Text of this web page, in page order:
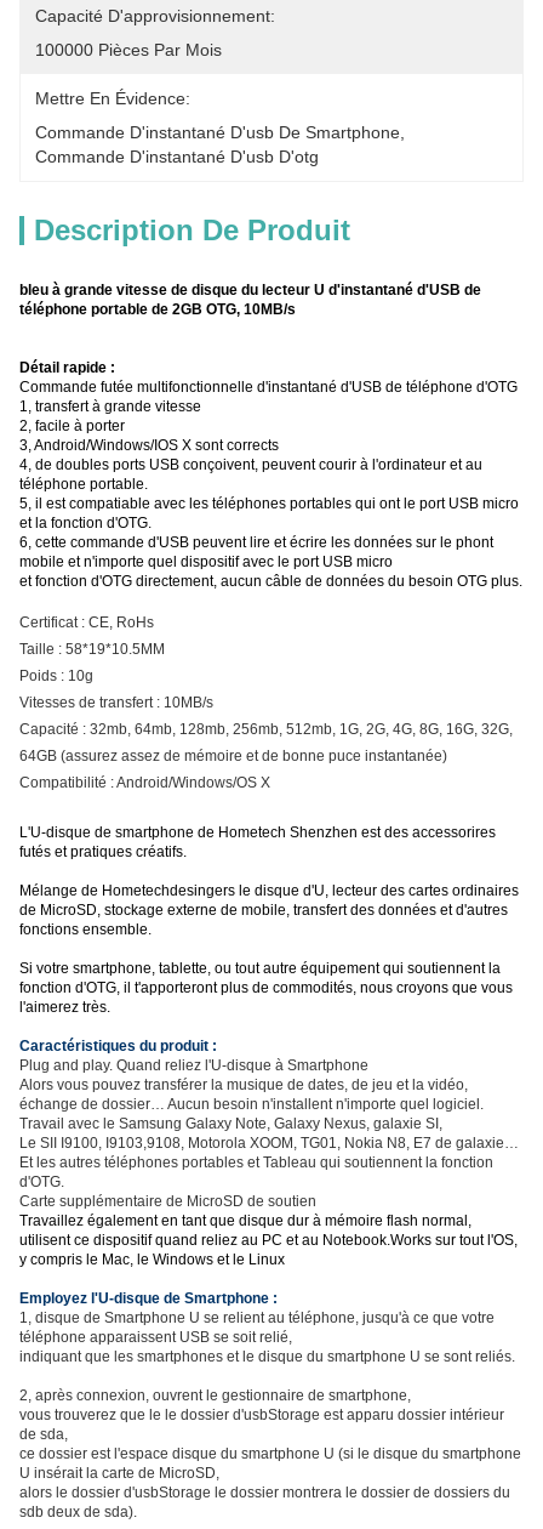
Capacité D'approvisionnement:
100000 Pièces Par Mois
Mettre En Évidence:
Commande D'instantané D'usb De Smartphone
Commande D'instantané D'usb D'otg
Description De Produit
bleu à grande vitesse de disque du lecteur U d'instantané d'USB de
téléphone portable de 2GB OTG, 10MB/s
Détail rapide :
Commande futée multifonctionnelle d'instantané d'USB de téléphone d'OTG
1, transfert à grande vitesse
2, facile à porter
3, Android/Windows/IOS X sont corrects
4, de doubles ports USB conçoivent, peuvent courir à l'ordinateur et au
téléphone portable.
5, il est compatiable avec les téléphones portables qui ont le port USB micro
et la fonction d'OTG.
6, cette commande d'USB peuvent lire et écrire les données sur le phont
mobile et n'importe quel dispositif avec le port USB micro
et fonction d'OTG directement, aucun câble de données du besoin OTG plus.
Certificat : CE, RoHs
Taille : 58*19*10.5MM
Poids : 10g
Vitesses de transfert : 10MB/s
Capacité : 32mb, 64mb, 128mb, 256mb, 512mb, 1G, 2G, 4G, 8G, 16G, 32G,
64GB (assurez assez de mémoire et de bonne puce instantanée)
Compatibilité : Android/Windows/OS X
L'U-disque de smartphone de Hometech Shenzhen est des accessorires
futés et pratiques créatifs.
Mélange de Hometechdesingers le disque d'U, lecteur des cartes ordinaires
de MicroSD, stockage externe de mobile, transfert des données et d'autres
fonctions ensemble.
Si votre smartphone, tablette, ou tout autre équipement qui soutiennent la
fonction d'OTG, il t'apporteront plus de commodités, nous croyons que vous
l'aimerez très.
Caractéristiques du produit :
Plug and play. Quand reliez l'U-disque à Smartphone
Alors vous pouvez transférer la musique de dates, de jeu et la vidéo,
échange de dossier… Aucun besoin n'installent n'importe quel logiciel.
Travail avec le Samsung Galaxy Note, Galaxy Nexus, galaxie SI,
Le SII I9100, I9103,9108, Motorola XOOM, TG01, Nokia N8, E7 de galaxie…
Et les autres téléphones portables et Tableau qui soutiennent la fonction
d'OTG.
Carte supplémentaire de MicroSD de soutien
Travaillez également en tant que disque dur à mémoire flash normal,
utilisent ce dispositif quand reliez au PC et au Notebook.Works sur tout l'OS,
y compris le Mac, le Windows et le Linux
Employez l'U-disque de Smartphone :
1, disque de Smartphone U se relient au téléphone, jusqu'à ce que votre
téléphone apparaissent USB se soit relié,
indiquant que les smartphones et le disque du smartphone U se sont reliés.
2, après connexion, ouvrent le gestionnaire de smartphone,
vous trouverez que le le dossier d'usbStorage est apparu dossier intérieur
de sda,
ce dossier est l'espace disque du smartphone U (si le disque du smartphone
U insérait la carte de MicroSD,
alors le dossier d'usbStorage le dossier montrera le dossier de dossiers du
sdb deux de sda).